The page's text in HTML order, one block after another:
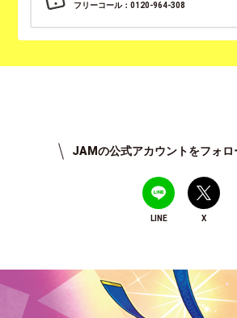
フリーコール：0120-964-308
JAMの公式アカウントをフォロ
LINE X